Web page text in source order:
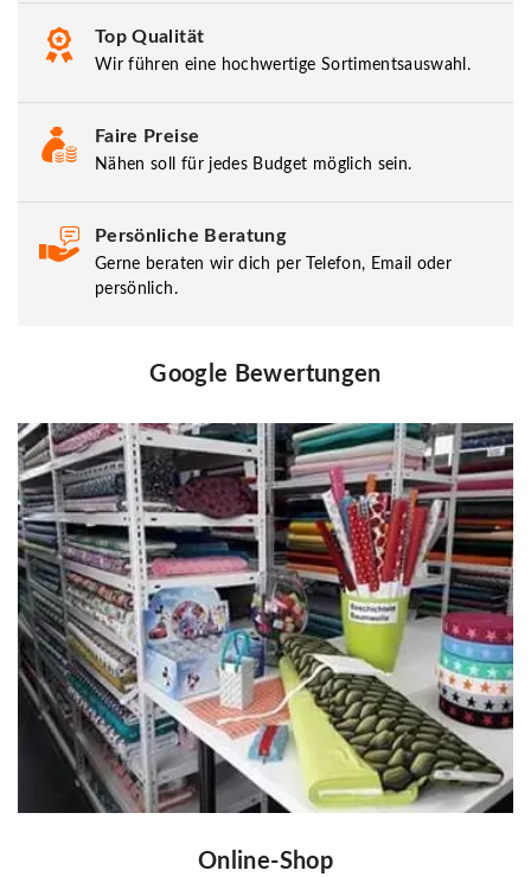
Top Qualität
Wir führen eine hochwertige Sortimentsauswahl.
Faire Preise
Nähen soll für jedes Budget möglich sein.
Persönliche Beratung
Gerne beraten wir dich per Telefon, Email oder
persönlich.
Google Bewertungen
Online-Shop